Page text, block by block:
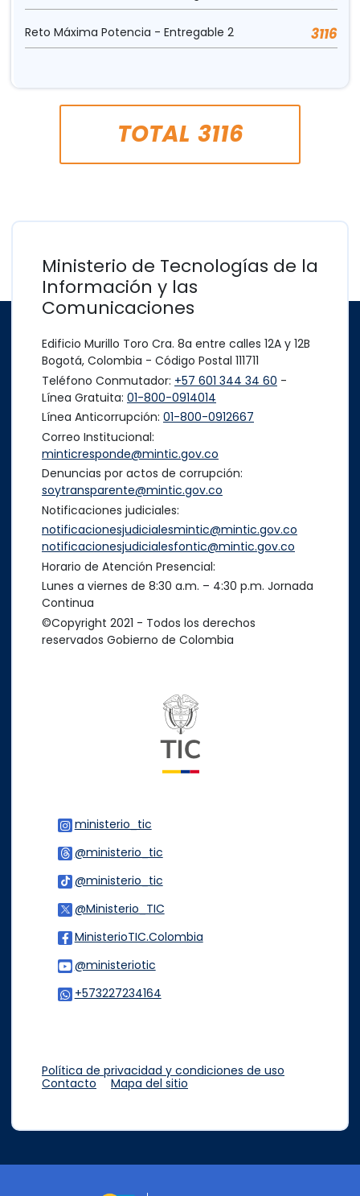
Reto Máxima Potencia - Entregable 2 3116
TOTAL 3116
Ministerio de Tecnologías de la
Información y las
Comunicaciones
Edificio Murillo Toro Cra. 8a entre calles 12A y 12B
Bogotá, Colombia - Código Postal 111711
Teléfono Conmutador: +57 601 344 34 60 -
Línea Gratuita: 01-800-0914014
Línea Anticorrupción: 01-800-0912667
Correo Institucional:
minticresponde@mintic.gov.co
Denuncias por actos de corrupción:
soytransparente@mintic.gov.co
Notificaciones judiciales:
notificacionesjudicialesmintic@mintic.gov.co
notificacionesjudicialesfontic@mintic.gov.co
Horario de Atención Presencial:
Lunes a viernes de 8:30 a.m. – 4:30 p.m. Jornada
Continua
©Copyright 2021 - Todos los derechos
reservados Gobierno de Colombia
ministerio_tic
@ministerio_tic
@ministerio_tic
@Ministerio_TIC
MinisterioTIC.Colombia
@ministeriotic
+573227234164
Política de privacidad y condiciones de uso
Contacto
Mapa del sitio